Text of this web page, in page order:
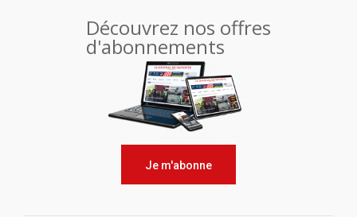
Découvrez nos offres
d'abonnements
Je m'abonne